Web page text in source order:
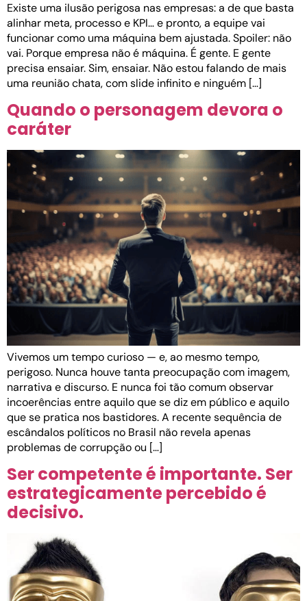
Existe uma ilusão perigosa nas empresas: a de que basta
alinhar meta, processo e KPI… e pronto, a equipe vai
funcionar como uma máquina bem ajustada. Spoiler: não
vai. Porque empresa não é máquina. É gente. E gente
precisa ensaiar. Sim, ensaiar. Não estou falando de mais
uma reunião chata, com slide infinito e ninguém […]
Quando o personagem devora o
caráter
Vivemos um tempo curioso — e, ao mesmo tempo,
perigoso. Nunca houve tanta preocupação com imagem,
narrativa e discurso. E nunca foi tão comum observar
incoerências entre aquilo que se diz em público e aquilo
que se pratica nos bastidores. A recente sequência de
escândalos políticos no Brasil não revela apenas
problemas de corrupção ou […]
Ser competente é importante. Ser
estrategicamente percebido é
decisivo.